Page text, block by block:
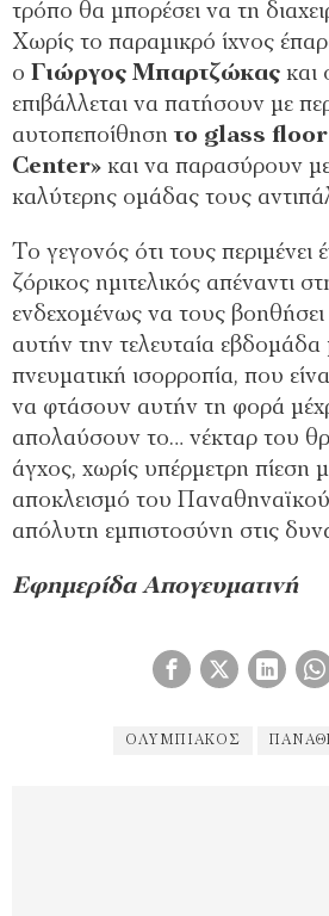
τρόπο θα μπορέσει να τη
Χωρίς το παραμικρό ίχνος
ο Γιώργος Μπαρτζώκας και
επιβάλλεται να πατήσουν με
αυτοπεποίθησητο glass
Center» και να παρασύρουν
καλύτερης ομάδας τους
Το γεγονός ότι τους περιμένει
ζόρικος ημιτελικός απέναντι
ενδεχομένως να τους
αυτήν την τελευταία
πνευματική ισορροπία, που
να φτάσουν αυτήν τη φορά
απολαύσουν το… νέκταρ του
άγχος, χωρίς υπέρμετρη πίεση
αποκλεισμό του
απόλυτη εμπιστοσύνη στις
Εφημερίδα Απογευματινή
ΟΛΥΜΠΙΑΚΌΣ